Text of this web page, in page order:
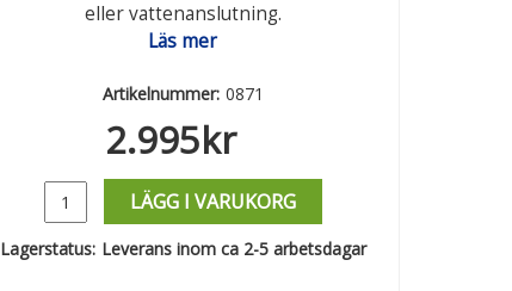
eller vattenanslutning.
Läs mer
Artikelnummer: 0871
2.995kr
LÄGG I VARUKORG
Lagerstatus: Leverans inom ca 2-5 arbetsdagar